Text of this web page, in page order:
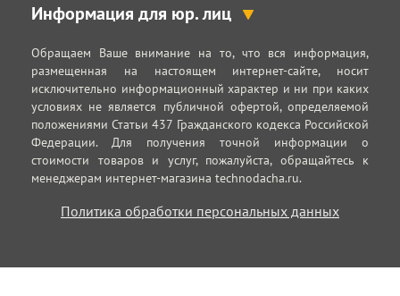
Информация для юр. лиц
Обращаем Ваше внимание на то, что вся информация,
размещенная на настоящем интернет-сайте, носит
исключительно информационный характер и ни при каких
условиях не является публичной офертой, определяемой
положениями Статьи 437 Гражданского кодекса Российской
Федерации. Для получения точной информации о
стоимости товаров и услуг, пожалуйста, обращайтесь к
менеджерам интернет-магазина technodacha.ru.
Политика обработки персональных данных